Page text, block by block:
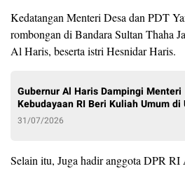
Kedatangan Menteri Desa dan PDT
rombongan di Bandara Sultan Thaha
Al Haris, beserta istri Hesnidar Haris.
Gubernur Al Haris Dampingi Menteri
Kebudayaan RI Beri Kuliah Umum di
31/07/2026
Selain itu, Juga hadir anggota DPR RI